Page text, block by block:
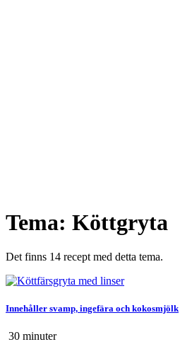
Tema: Köttgryta
Det finns 14 recept med detta tema.
Innehåller svamp, ingefära och kokosmjölk
30 minuter